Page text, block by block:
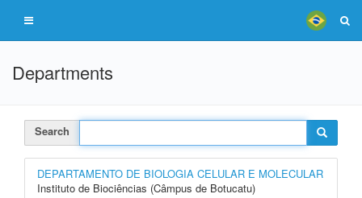
Departments
Search
DEPARTAMENTO DE BIOLOGIA CELULAR E MOLECULAR
Instituto de Biociências (Câmpus de Botucatu)